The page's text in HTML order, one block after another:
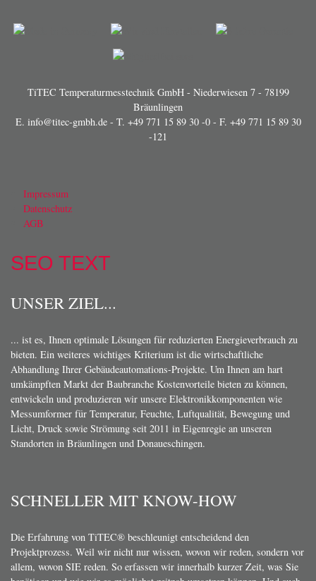
TiTEC Temperaturmesstechnik GmbH - Niederwiesen 7 - 78199
Bräunlingen
E. info@titec-gmbh.de- T. +49 771 15 89 30 -0- F. +49 771 15 89 30
-121
Impressum
Datenschutz
AGB
SEO TEXT
UNSER ZIEL...
... ist es, Ihnen optimale Lösungen für reduzierten Energieverbrauch zu
bieten. Ein weiteres wichtiges Kriterium ist die wirtschaftliche
Abhandlung Ihrer Gebäudeautomations-Projekte. Um Ihnen am hart
umkämpften Markt der Baubranche Kostenvorteile bieten zu können,
entwickeln und produzieren wir unsere Elektronikkomponenten wie
Messumformer für Temperatur, Feuchte, Luftqualität, Bewegung und
Licht, Druck sowie Strömung seit 2011 in Eigenregie an unseren
Standorten in Bräunlingen und Donaueschingen.
SCHNELLER MIT KNOW-HOW
Die Erfahrung von TiTEC® beschleunigt entscheidend den
Projektprozess. Weil wir nicht nur wissen, wovon wir reden, sondern vor
allem, wovon SIE reden. So erfassen wir innerhalb kurzer Zeit, was Sie